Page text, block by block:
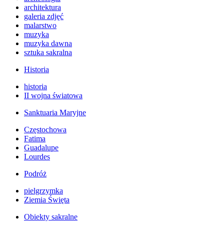
architektura
galeria zdjęć
malarstwo
muzyka
muzyka dawna
sztuka sakralna
Historia
historia
II wojna światowa
Sanktuaria Maryjne
Częstochowa
Fatima
Guadalupe
Lourdes
Podróż
pielgrzymka
Ziemia Święta
Obiekty sakralne